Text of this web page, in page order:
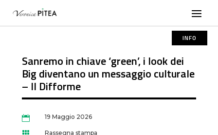
INFO
Sanremo in chiave ‘green’, i look dei
Big diventano un messaggio culturale
– Il Difforme
 19 Maggio 2026
Rassegna stampa